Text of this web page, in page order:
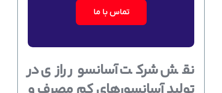
تماس با ما
نقش شرکت آسانسور رازی در